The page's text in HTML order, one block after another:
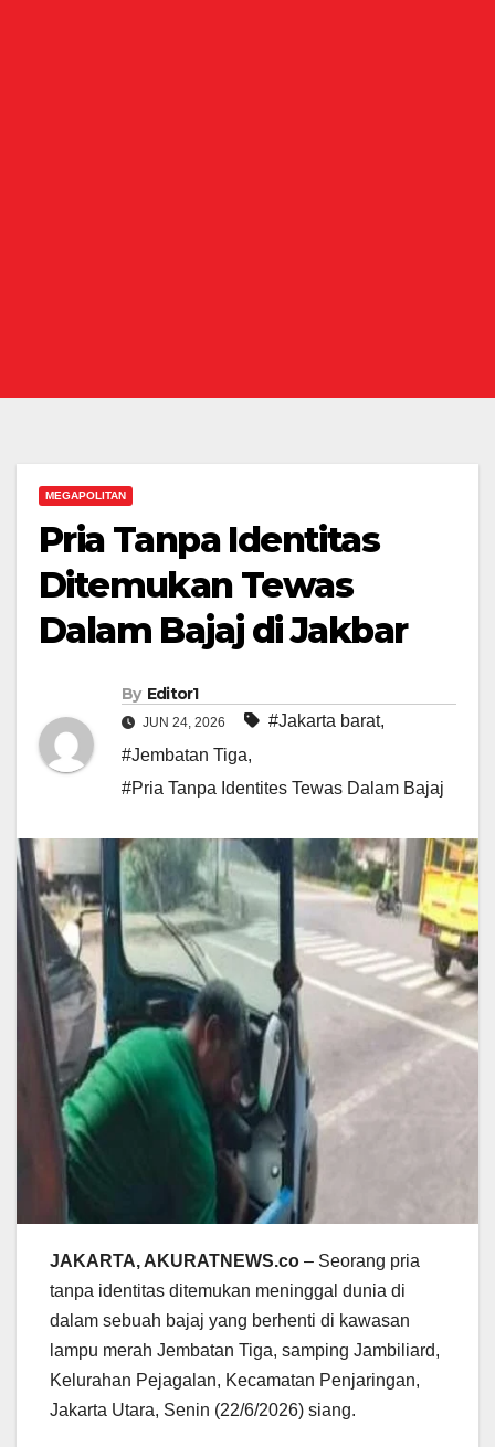
MEGAPOLITAN
Pria Tanpa Identitas
Ditemukan Tewas
Dalam Bajaj di Jakbar
By Editor1
JUN 24, 2026 #Jakarta barat,
#Jembatan Tiga,
#Pria Tanpa Identites Tewas Dalam Bajaj
JAKARTA, AKURATNEWS.co – Seorang pria
tanpa identitas ditemukan meninggal dunia di
dalam sebuah bajaj yang berhenti di kawasan
lampu merah Jembatan Tiga, samping Jambiliard,
Kelurahan Pejagalan, Kecamatan Penjaringan,
Jakarta Utara, Senin (22/6/2026) siang.